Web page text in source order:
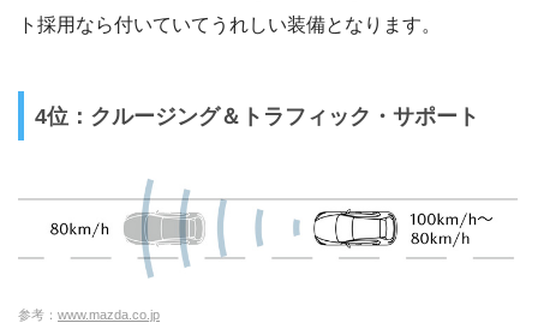
ト採用なら付いていてうれしい装備となります。
4位：クルージング＆トラフィック・サポート
参考： www.mazda.co.jp